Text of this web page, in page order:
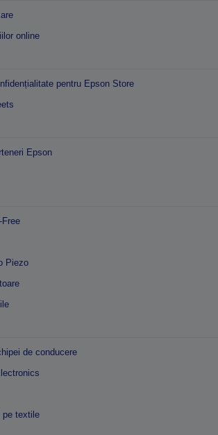
online
pentru Epson Store
Epson
Free
Piezo
de conducere
pe textile